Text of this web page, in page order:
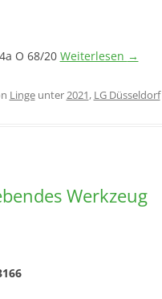
O 68/20 Weiterlesen →
Lingeunter2021, LG Düsseldorf
Werkzeug